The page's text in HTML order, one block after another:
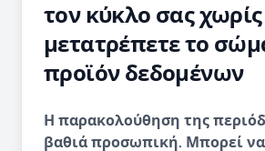
τον κύκλο σας
μετατρέπετε το
προϊόν δεδομένων
Η παρακολούθηση της
βαθιά προσωπική. Μπορεί